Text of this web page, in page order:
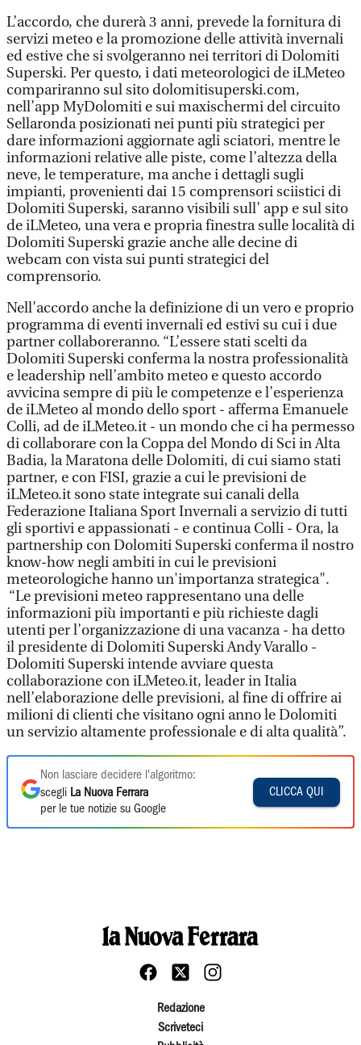
L’accordo, che durerà 3 anni, prevede la fornitura di
servizi meteo e la promozione delle attività invernali
ed estive che si svolgeranno nei territori di Dolomiti
Superski. Per questo, i dati meteorologici de iLMeteo
compariranno sul sito dolomitisuperski.com,
nell’app MyDolomiti e sui maxischermi del circuito
Sellaronda posizionati nei punti più strategici per
dare informazioni aggiornate agli sciatori, mentre le
informazioni relative alle piste, come l’altezza della
neve, le temperature, ma anche i dettagli sugli
impianti, provenienti dai 15 comprensori sciistici di
Dolomiti Superski, saranno visibili sull’ app e sul sito
de iLMeteo, una vera e propria finestra sulle località di
Dolomiti Superski grazie anche alle decine di
webcam con vista sui punti strategici del
comprensorio.
Nell’accordo anche la definizione di un vero e proprio
programma di eventi invernali ed estivi su cui i due
partner collaboreranno. “L’essere stati scelti da
Dolomiti Superski conferma la nostra professionalità
e leadership nell’ambito meteo e questo accordo
avvicina sempre di più le competenze e l’esperienza
de iLMeteo al mondo dello sport - afferma Emanuele
Colli, ad de iLMeteo.it - un mondo che ci ha permesso
di collaborare con la Coppa del Mondo di Sci in Alta
Badia, la Maratona delle Dolomiti, di cui siamo stati
partner, e con FISI, grazie a cui le previsioni de
iLMeteo.it sono state integrate sui canali della
Federazione Italiana Sport Invernali a servizio di tutti
gli sportivi e appassionati - e continua Colli - Ora, la
partnership con Dolomiti Superski conferma il nostro
know-how negli ambiti in cui le previsioni
meteorologiche hanno un'importanza strategica".
“Le previsioni meteo rappresentano una delle
informazioni più importanti e più richieste dagli
utenti per l’organizzazione di una vacanza - ha detto
il presidente di Dolomiti Superski Andy Varallo -
Dolomiti Superski intende avviare questa
collaborazione con iLMeteo.it, leader in Italia
nell’elaborazione delle previsioni, al fine di offrire ai
milioni di clienti che visitano ogni anno le Dolomiti
un servizio altamente professionale e di alta qualità”.
Non lasciare decidere l'algoritmo:
scegli La Nuova Ferrara
per le tue notizie su Google
CLICCA QUI
Redazione
Scriveteci